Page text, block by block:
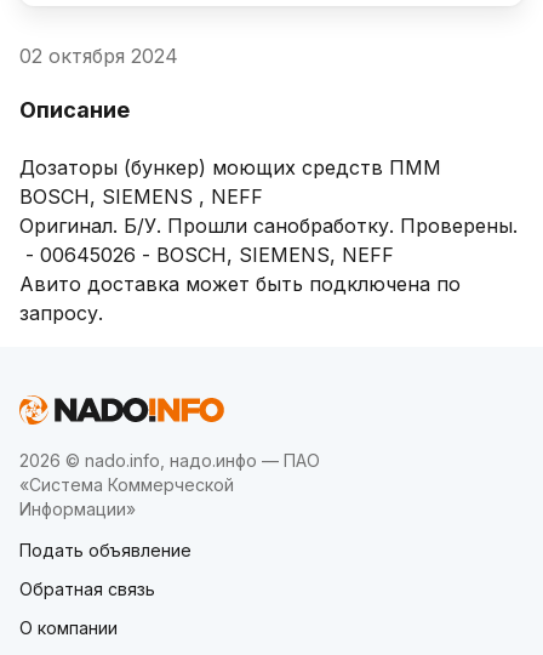
02 октября 2024
Описание
Дозаторы (бункер) моющих средств ПММ
BOSCH, SIEMENS , NEFF
Оригинал. Б/У. Прошли санобработку. Проверены.
Авито доставка может быть подключена по
запросу.
2026 © nado.info, надо.инфо — ПАО
«Система Коммерческой
Информации»
Подать объявление
Обратная связь
О компании